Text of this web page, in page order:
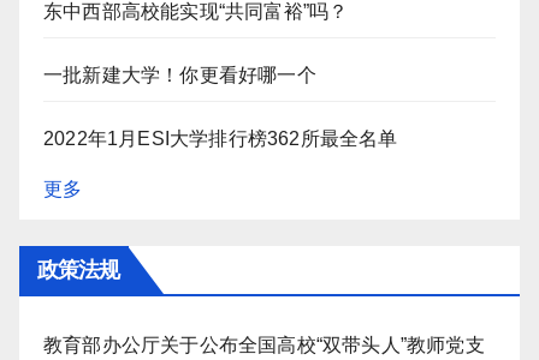
东中西部高校能实现“共同富裕”吗？
一批新建大学！你更看好哪一个
2022年1月ESI大学排行榜362所最全名单
更多
政策法规
教育部办公厅关于公布全国高校“双带头人”教师党支